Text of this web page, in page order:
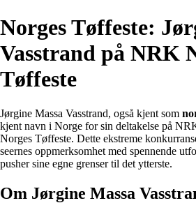
Norges Tøffeste:
Vasstrand på NRK
Tøffeste
Jørgine Massa Vasstrand, også kjent som
kjent navn i Norge for sin deltakelse på
Norges Tøffeste. Dette ekstreme
seernes oppmerksomhet med spennende
pusher sine egne grenser til det ytterste.
Om Jørgine Massa